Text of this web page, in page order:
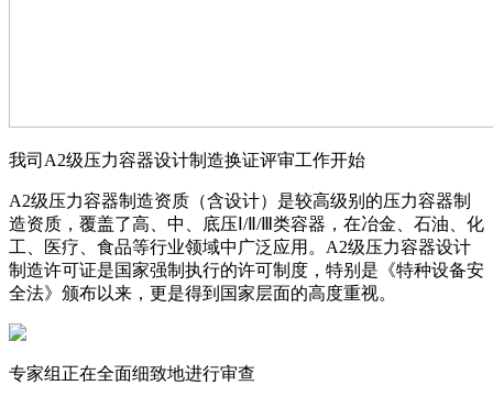
我司A2级压力容器设计制造换证评审工作开始
A2级压力容器制造资质（含设计）是较高级别的压力容器制
造资质，覆盖了高、中、底压Ⅰ/Ⅱ/Ⅲ类容器，在冶金、石油、化
工、医疗、食品等行业领域中广泛应用。A2级压力容器设计
制造许可证是国家强制执行的许可制度，特别是《特种设备安
全法》颁布以来，更是得到国家层面的高度重视。
专家组正在全面细致地进行审查